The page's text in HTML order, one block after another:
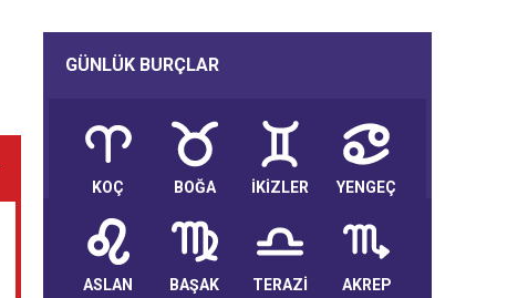
GÜNLÜK BURÇLAR
KOÇ BOĞA İKİZLER YENGEÇ
ASLAN BAŞAK TERAZİ AKREP